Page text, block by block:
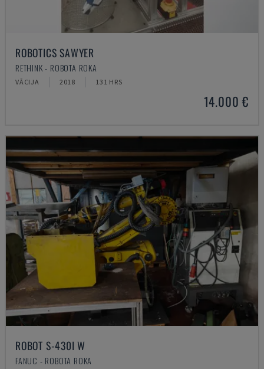
ROBOTICS SAWYER
RETHINK - ROBOTA ROKA
VĀCIJA 2018 131 HRS
14.000 €
ROBOT S-430I W
FANUC - ROBOTA ROKA